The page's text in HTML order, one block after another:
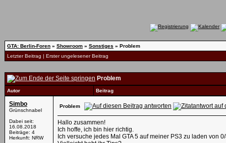
GTA: Berlin-Foren » Showroom » Sonstiges » Problem
Letzter Beitrag | Erster ungelesener Beitrag
Problem
Autor Beitrag
Simbo
Grünschnabel
Dabei seit:
16.08.2018
Beiträge: 4
Herkunft: NRW
Problem
Hallo zusammen!
Ich hoffe, ich bin hier richtig.
Ich versuche jedes Mal GTA 5 auf meiner PS3 zu laden von